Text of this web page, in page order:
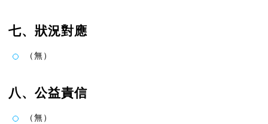
七、狀況對應
（無）
八、公益責信
（無）